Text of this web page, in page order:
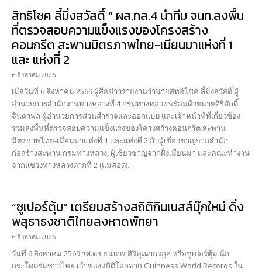
สิทธิโชค ลี้มิ่งสวัสดิ์ “ ผส.ทล.4 นำทีม จนท.ลงพื้น
ที่ตรวจสอบความแข็งแรงของโครงสร้าง
คอนกรีต สะพานมิตรภาพไทย-เมียนมาแห่งที่ 1
และ แห่งที่ 2
6 สิงหาคม 2026
เมื่อวันที่ 6 สิงหาคม 2569 ผู้สื่อข่าวรายงานว่านายสิทธิโชค ลี้มิ่งสวัสดิ์ ผู้
อำนวยการสำนักงานทางหลวงที่ 4 กรมทางหลวง พร้อมด้วยนายศิริศักดิ์
จินดาพล ผู้อำนวยการส่วนสำรวจและออกแบบ และเจ้าหน้าที่ที่เกี่ยวข้อง
ร่วมลงพื้นที่ตรวจสอบความแข็งแรงของโครงสร้างคอนกรีต สะพาน
มิตรภาพไทย-เมียนมาแห่งที่ 1 และแห่งที่ 2 กับผู้เชี่ยวชาญจากสำนัก
ก่อสร้างสะพาน กรมทางหลวง, ผู้เชี่ยวชาญจากฝั่งเมียนมา และคณะทำงาน
จากแขวงทางหลวงตากที่ 2 (แม่สอด)...
“ซูเปอร์ตุ้ม” เตรียมสร้างสถิติกินเนสส์บุ๊กใหม่ ดิ่ง
พสุธาธงชาติไทยลงหาดพัทยา
6 สิงหาคม 2026
วันที่ 6 สิงหาคม 2569 รศ.ดร.ธนบวร สิริคุณากรกุล หรือซูเปอร์ตุ้ม นัก
กระโดดร่มชาวไทย เจ้าของสถิติโลกจาก Guinness World Records ใน